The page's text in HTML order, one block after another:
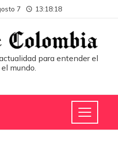
7 13:18:19
para entender el
mundo.